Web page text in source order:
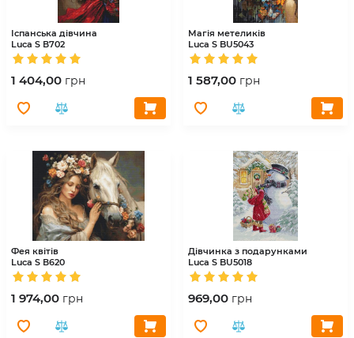
Іспанська дівчина
Luca S В702
1 404,00 грн
Магія метеликів
Luca S BU5043
1 587,00 грн
Фея квітів
Luca S В620
1 974,00 грн
Дівчинка з подарунками
Luca S BU5018
969,00 грн